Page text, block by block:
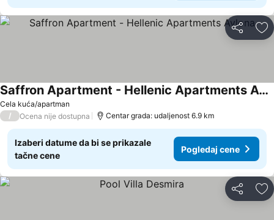
Deli
Cela kuća/apartman
Saffron Apartment - Hellenic Apartments Avlona
/ Ocena nije dostupna Centar grada: udaljenost 6.9 km
Izaberi datume da bi se prikazale
tačne cene
Pogledaj cene
Deli